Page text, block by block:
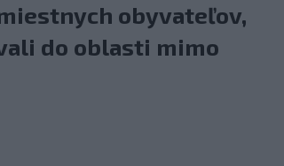
obyvateľov,
do oblasti mimo